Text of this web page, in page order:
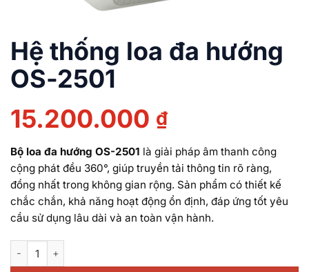
Hệ thống loa đa hướng
OS-2501
15.200.000 ₫
Bộ loa đa hướng OS-2501 là giải pháp âm thanh công
cộng phát đều 360°, giúp truyền tải thông tin rõ ràng,
đồng nhất trong không gian rộng. Sản phẩm có thiết kế
chắc chắn, khả năng hoạt động ổn định, đáp ứng tốt yêu
cầu sử dụng lâu dài và an toàn vận hành.